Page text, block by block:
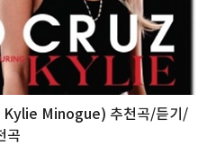
Minogue) 추천곡/듣기/
곡